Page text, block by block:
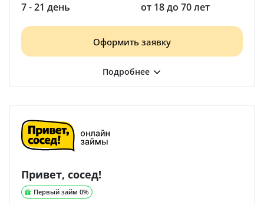
7 - 21 день от 18 до 70 лет
Оформить заявку
Привет, сосед!
Первый займ 0%